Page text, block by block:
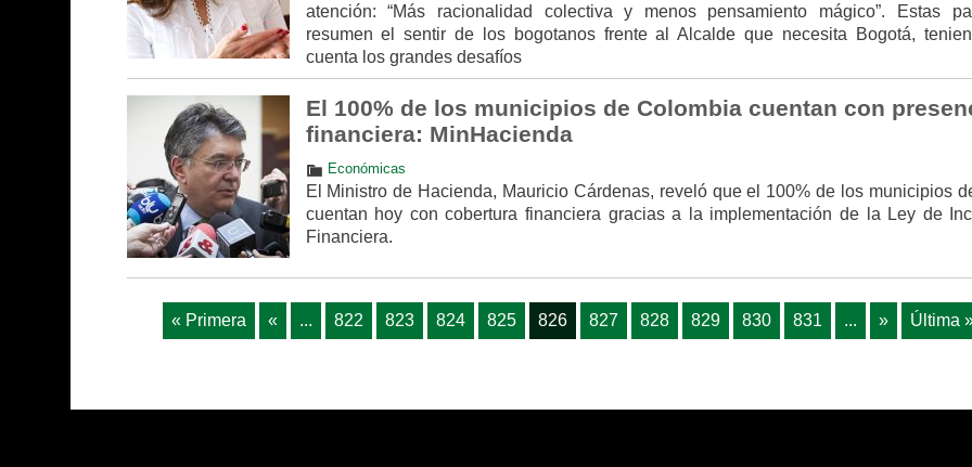
atención: “Más racionalidad colectiva y menos pensamiento mágico”. Estas
resumen el sentir de los bogotanos frente al Alcalde que necesita Bogotá,
cuenta los grandes desafíos
El 100% de los municipios de Colombia cuentan con
financiera: MinHacienda
Económicas
El Ministro de Hacienda, Mauricio Cárdenas, reveló que el 100% de los municipios
cuentan hoy con cobertura financiera gracias a la implementación de la Ley de
Financiera.
« Primera « ... 822 823 824 825 826 827 828 829 830 831 ... » Última